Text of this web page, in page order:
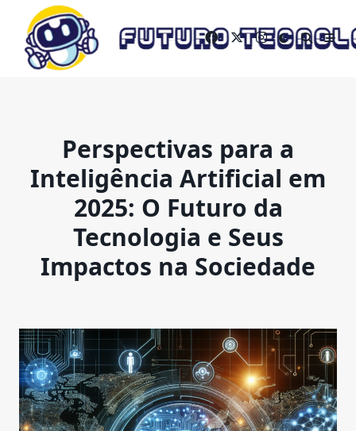
content
Perspectivas para a
Inteligência Artificial em
2025: O Futuro da
Tecnologia e Seus
Impactos na Sociedade